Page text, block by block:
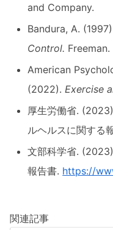
and Company.
Bandura, A.
Control. Freeman.
American
(2022). Exercise
厚生労働省.
ルヘルスに関する
文部科学省.
報告書. https://
関連記事